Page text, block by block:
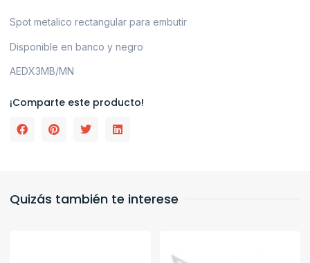
Spot metalico rectangular para embutir
Disponible en banco y negro
AEDX3MB/MN
¡Comparte este producto!
Quizás también te interese